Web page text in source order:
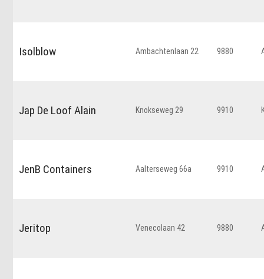
Isolblow Ambachtenlaan 22 9880
Jap De Loof Alain Knokseweg 29 9910
JenB Containers Aalterseweg 66a 9910
Jeritop Venecolaan 42 9880